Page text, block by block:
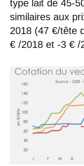
type lait de 45-
similaires aux
2018 (47 €/tête
€ /2018 et -3 € /